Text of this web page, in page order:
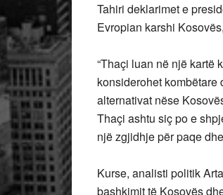
Tahiri deklarimet e
Evropian karshi
“Thaçi luan në një kartë
konsiderohet kombëtare
alternativat nëse
Thaçi ashtu siç po e
një zgjidhje për paqe
Kurse, analisti politik
bashkimit të Kosovës